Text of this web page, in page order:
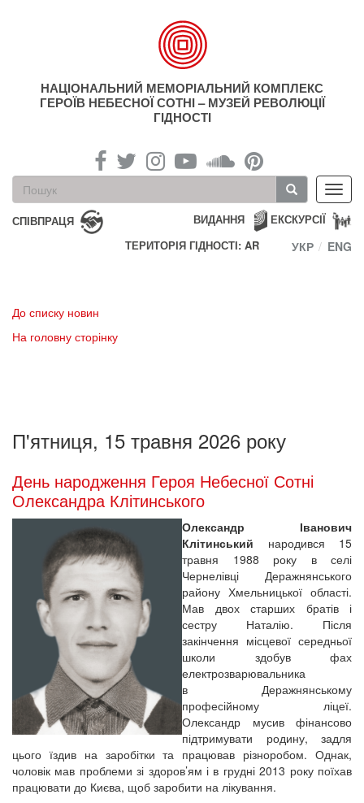
НАЦІОНАЛЬНИЙ МЕМОРІАЛЬНИЙ КОМПЛЕКС
ГЕРОЇВ НЕБЕСНОЇ СОТНІ – МУЗЕЙ РЕВОЛЮЦІЇ
ГІДНОСТІ
Пошукова
форма
Пошук
СПІВПРАЦЯ ЕКСКУРСІЇ
ВИДАННЯ
ТЕРИТОРІЯ ГІДНОСТІ: AR
УКР ENG
До списку новин
На головну сторінку
П'ятниця, 15 травня 2026 року
День народження Героя Небесної Сотні
Олександра Клітинського
Олександр Іванович
Клітинський народився 15
травня 1988 року в селі
Чернелівці Деражнянського
району Хмельницької області.
Мав двох старших братів і
сестру Наталію. Після
закінчення місцевої середньої
школи здобув фах
електрозварювальника
в Деражнянському
професійному ліцеї.
Олександр мусив фінансово
підтримувати родину, задля
цього їздив на заробітки та працював різноробом. Однак,
чоловік мав проблеми зі здоров’ям і в грудні 2013 року поїхав
працювати до Києва, щоб заробити на лікування.